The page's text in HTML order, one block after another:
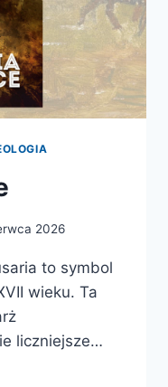
2026
to symbol
wieku. Ta
liczniejsze…